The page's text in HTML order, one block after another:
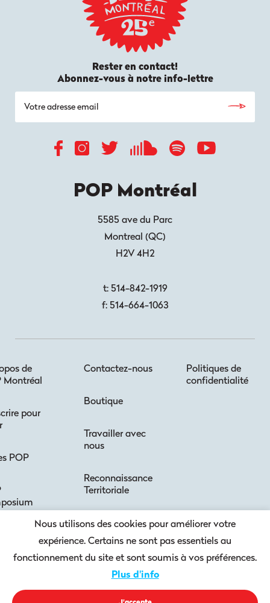
Nous utilisons des cookies pour améliorer votre
expérience. Certains ne sont pas essentiels au
fonctionnement du site et sont soumis à vos préférences.
Plus d'info
POP Montréal
5585 ave du Parc
Montreal (QC)
H2V 4H2
t: 514-842-1919
f: 514-664-1063
de
Montréal
pour
POP
Contactez-nous
Boutique
Travailler avec
nous
Reconnaissance
Territoriale
Accessibilité
Code de
sécurité
Politiques de
confidentialité
Rester en contact!
Abonnez-vous à notre info-lettre